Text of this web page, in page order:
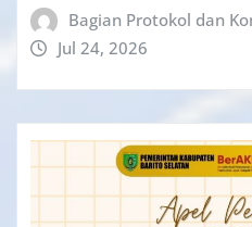
Bagian Protokol dan
Jul 24, 2026